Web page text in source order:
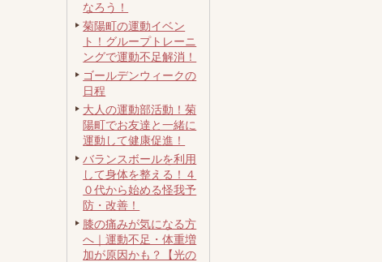
なろう！
菊陽町の運動イベン
ト！グループトレーニ
ングで運動不足解消！
ゴールデンウィークの
日程
大人の運動部活動！菊
陽町でお友達と一緒に
運動して健康促進！
バランスボールを利用
して身体を整える！４
０代から始める怪我予
防・改善！
膝の痛みが気になる方
へ｜運動不足・体重増
加が原因かも？【光の